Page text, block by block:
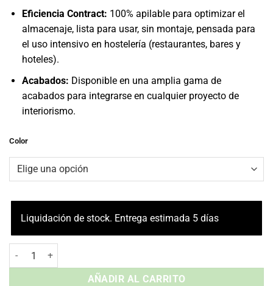
Eficiencia Contract: 100% apilable para optimizar el
almacenaje, lista para usar, sin montaje, pensada para
el uso intensivo en hostelería (restaurantes, bares y
hoteles).
Acabados: Disponible en una amplia gama de
acabados para integrarse en cualquier proyecto de
interiorismo.
Color
Liquidación de stock. Entrega estimada 5 días
Silla con Brazos relax - Apilable Exterior cantidad
AÑADIR AL CARRITO